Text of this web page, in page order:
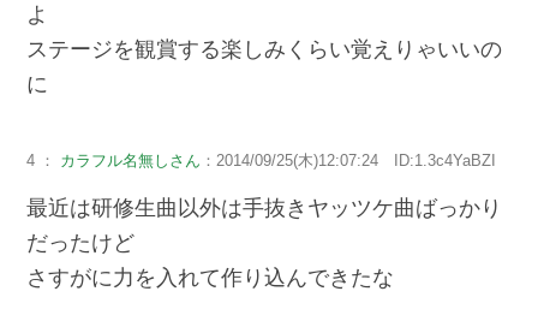
よ
ステージを観賞する楽しみくらい覚えりゃいいの
に
4 ： カラフル名無しさん ：2014/09/25(木)12:07:24 ID:1.3c4YaBZI
最近は研修生曲以外は手抜きヤッツケ曲ばっかり
だったけど
さすがに力を入れて作り込んできたな